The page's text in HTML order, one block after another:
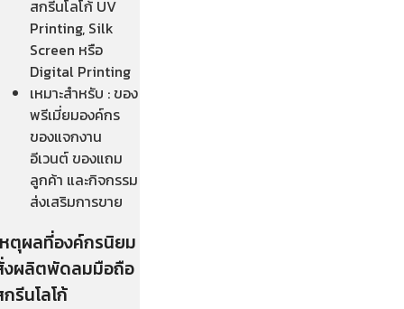
สกรีนโลโก้ UV
Printing, Silk
Screen หรือ
Digital Printing
เหมาะสำหรับ : ของ
พรีเมี่ยมองค์กร
ของแจกงาน
อีเวนต์ ของแถม
ลูกค้า และกิจกรรม
ส่งเสริมการขาย
ตุผลที่องค์กรนิยม
ผลิตพัดลมมือถือ
รีนโลโก้